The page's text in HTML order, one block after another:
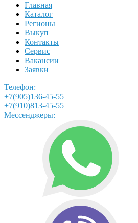
Главная
Каталог
Регионы
Выкуп
Контакты
Сервис
Вакансии
Заявки
Телефон:
+7(905)136-45-55
+7(910)813-45-55
Мессенджеры: